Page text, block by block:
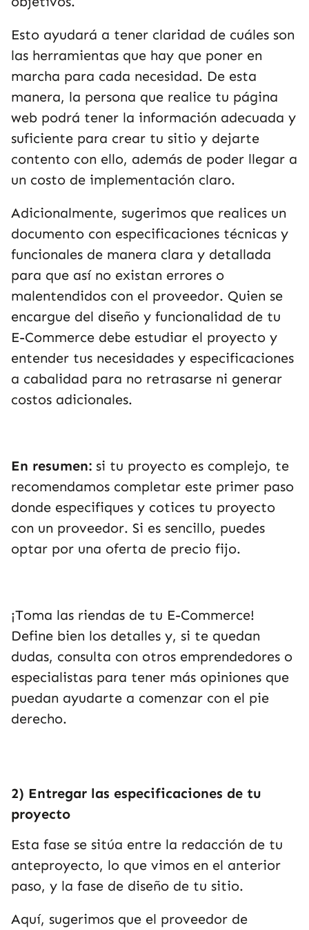
Esto ayudará a tener claridad de cuáles son
las herramientas que hay que poner en
marcha para cada necesidad. De esta
manera, la persona que realice tu página
web podrá tener la información adecuada y
suficiente para crear tu sitio y dejarte
contento con ello, además de poder llegar a
un costo de implementación claro.
Adicionalmente, sugerimos que realices un
documento con especificaciones técnicas y
funcionales de manera clara y detallada
para que así no existan errores o
malentendidos con el proveedor. Quien se
encargue del diseño y funcionalidad de tu
E-Commerce debe estudiar el proyecto y
entender tus necesidades y especificaciones
a cabalidad para no retrasarse ni generar
costos adicionales.
En resumen: si tu proyecto es complejo, te
recomendamos completar este primer paso
donde especifiques y cotices tu proyecto
con un proveedor. Si es sencillo, puedes
optar por una oferta de precio fijo.
¡Toma las riendas de tu E-Commerce!
Define bien los detalles y, si te quedan
dudas, consulta con otros emprendedores o
especialistas para tener más opiniones que
puedan ayudarte a comenzar con el pie
derecho.
2) Entregar las especificaciones de tu
proyecto
Esta fase se sitúa entre la redacción de tu
anteproyecto, lo que vimos en el anterior
paso, y la fase de diseño de tu sitio.
Aquí, sugerimos que el proveedor de